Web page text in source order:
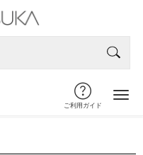
ご利用ガイド